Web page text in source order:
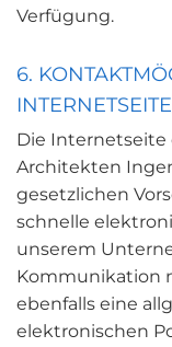
Verfügung.
6.
INTERNETSEITE
Die Internetseite
Architekten
gesetzlichen
schnelle
unserem
Kommunikation
ebenfalls eine
elektronischen